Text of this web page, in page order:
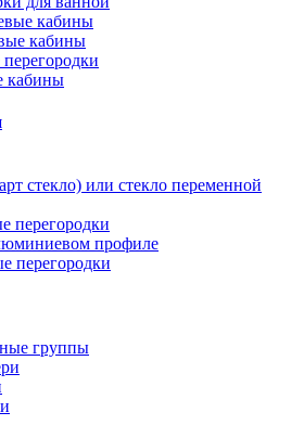
кабины
кабины
кабины
стекло) или стекло переменной
перегородки
профиле
перегородки
группы